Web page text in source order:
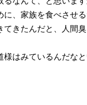
に、家族を食べさせ
てきたんだと、人間臭
様はみているんだなと